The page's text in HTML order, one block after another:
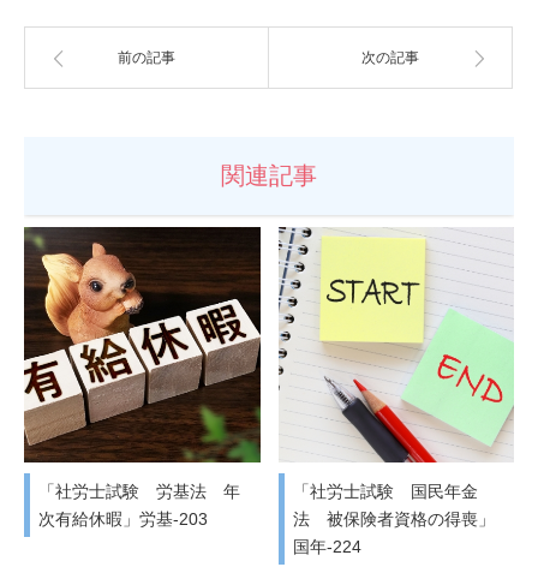
前の記事 次の記事
関連記事
「社労士試験 労基法 年
次有給休暇」労基-203
「社労士試験 国民年金
法 被保険者資格の得喪」
国年-224